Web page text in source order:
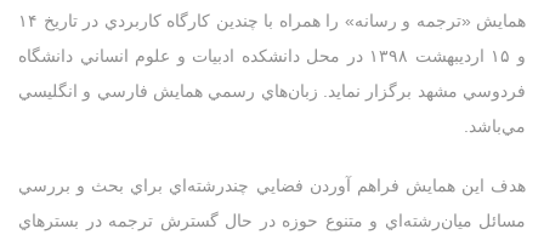
همايش «ترجمه و رسانه» را همراه با چندين کارگاه کاربردي در تاريخ ۱۴
و ۱۵ ارديبهشت ۱۳۹۸ در محل دانشکده ادبيات و علوم انساني دانشگاه
فردوسي مشهد برگزار نمايد. زبان‌هاي رسمي همايش فارسي و انگليسي
مي‌باشد.
هدف اين همايش فراهم آوردن فضايي چندرشته‌اي براي بحث و بررسي
مسائل ميان‌رشته‌اي و متنوع حوزه در حال گسترش ترجمه در بستر‌هاي